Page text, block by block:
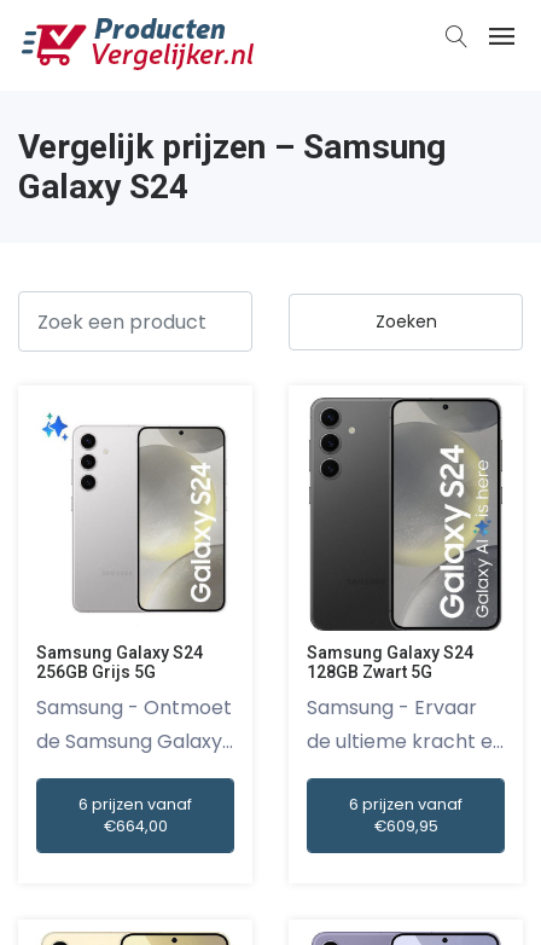
Vergelijk prijzen – Samsung
Galaxy S24
Samsung Galaxy S24
256GB Grijs 5G
Samsung - Ontmoet
de Samsung Galaxy
S24: de...
6 prijzen vanaf
€664,00
Samsung Galaxy S24
128GB Zwart 5G
Samsung - Ervaar
de ultieme kracht en
snelh...
6 prijzen vanaf
€609,95